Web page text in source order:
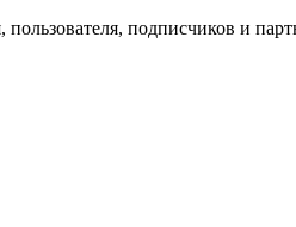
подписчиков и